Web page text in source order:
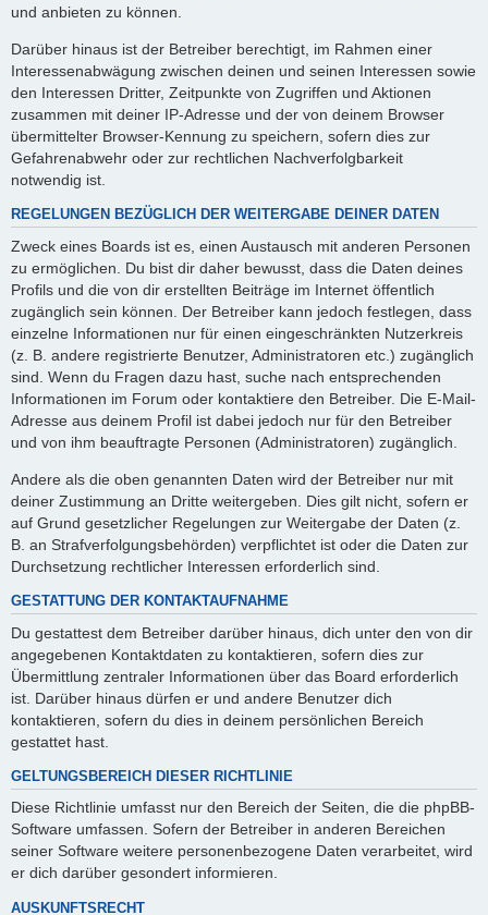
und anbieten zu können.
Darüber hinaus ist der Betreiber berechtigt, im Rahmen einer
Interessenabwägung zwischen deinen und seinen Interessen sowie
den Interessen Dritter, Zeitpunkte von Zugriffen und Aktionen
zusammen mit deiner IP-Adresse und der von deinem Browser
übermittelter Browser-Kennung zu speichern, sofern dies zur
Gefahrenabwehr oder zur rechtlichen Nachverfolgbarkeit
notwendig ist.
REGELUNGEN BEZÜGLICH DER WEITERGABE DEINER DATEN
Zweck eines Boards ist es, einen Austausch mit anderen Personen
zu ermöglichen. Du bist dir daher bewusst, dass die Daten deines
Profils und die von dir erstellten Beiträge im Internet öffentlich
zugänglich sein können. Der Betreiber kann jedoch festlegen, dass
einzelne Informationen nur für einen eingeschränkten Nutzerkreis
(z. B. andere registrierte Benutzer, Administratoren etc.) zugänglich
sind. Wenn du Fragen dazu hast, suche nach entsprechenden
Informationen im Forum oder kontaktiere den Betreiber. Die E-Mail-
Adresse aus deinem Profil ist dabei jedoch nur für den Betreiber
und von ihm beauftragte Personen (Administratoren) zugänglich.
Andere als die oben genannten Daten wird der Betreiber nur mit
deiner Zustimmung an Dritte weitergeben. Dies gilt nicht, sofern er
auf Grund gesetzlicher Regelungen zur Weitergabe der Daten (z.
B. an Strafverfolgungsbehörden) verpflichtet ist oder die Daten zur
Durchsetzung rechtlicher Interessen erforderlich sind.
GESTATTUNG DER KONTAKTAUFNAHME
Du gestattest dem Betreiber darüber hinaus, dich unter den von dir
angegebenen Kontaktdaten zu kontaktieren, sofern dies zur
Übermittlung zentraler Informationen über das Board erforderlich
ist. Darüber hinaus dürfen er und andere Benutzer dich
kontaktieren, sofern du dies in deinem persönlichen Bereich
gestattet hast.
GELTUNGSBEREICH DIESER RICHTLINIE
Diese Richtlinie umfasst nur den Bereich der Seiten, die die phpBB-
Software umfassen. Sofern der Betreiber in anderen Bereichen
seiner Software weitere personenbezogene Daten verarbeitet, wird
er dich darüber gesondert informieren.
AUSKUNFTSRECHT